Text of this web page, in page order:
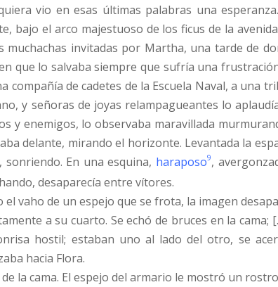
vio en esas últimas palabras una
bajo el arco majestuoso de los ficus de la
muchachas invitadas por Martha, una tarde de
que lo salvaba siempre que sufría una
compañía de cadetes de la Escuela Naval, a una
y señoras de joyas relampagueantes lo
y enemigos, lo observaba maravillada
delante, mirando el horizonte. Levantada la
sonriendo. En una esquina, haraposo9,
desaparecía entre vítores.
el vaho de un espejo que se frota, la imagen
a su cuarto. Se echó de bruces en la
hostil; estaban uno al lado del otro, se
hacia Flora.
la cama. El espejo del armario le mostró un